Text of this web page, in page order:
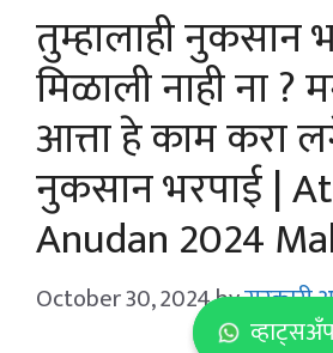
तुम्हालाही नुकसान
मिळाली नाही ना ?
आत्ता हे काम करा
नुकसान भरपाई |
Anudan 2024
October 30, 2024byसरकारी